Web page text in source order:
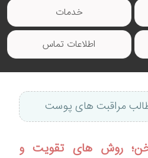
خدمات
اطلاعات تماس
مراقبت های پوست
روش های تقویت و